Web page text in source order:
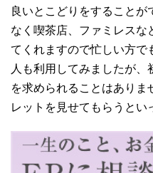
良いとこどりをすること
なく喫茶店、ファミレスな
てくれますので忙しい方で
人も利用してみましたが
を求められることはありま
レットを見せてもらうとい